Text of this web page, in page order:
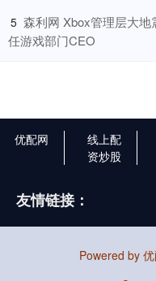
5 森利网 Xbox管理层大地
任游戏部门CEO
优配网
线上配
资炒股
友情链接：
Powered by